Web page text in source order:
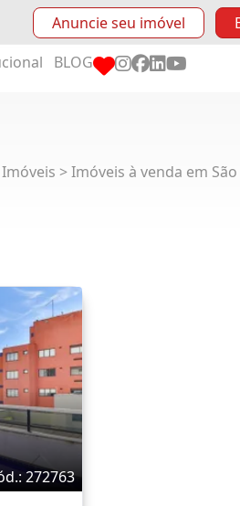
Anuncie seu imóvel
BLOG
> Imóveis à venda em
272763